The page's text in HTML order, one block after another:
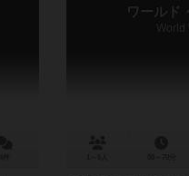
ワールド
World